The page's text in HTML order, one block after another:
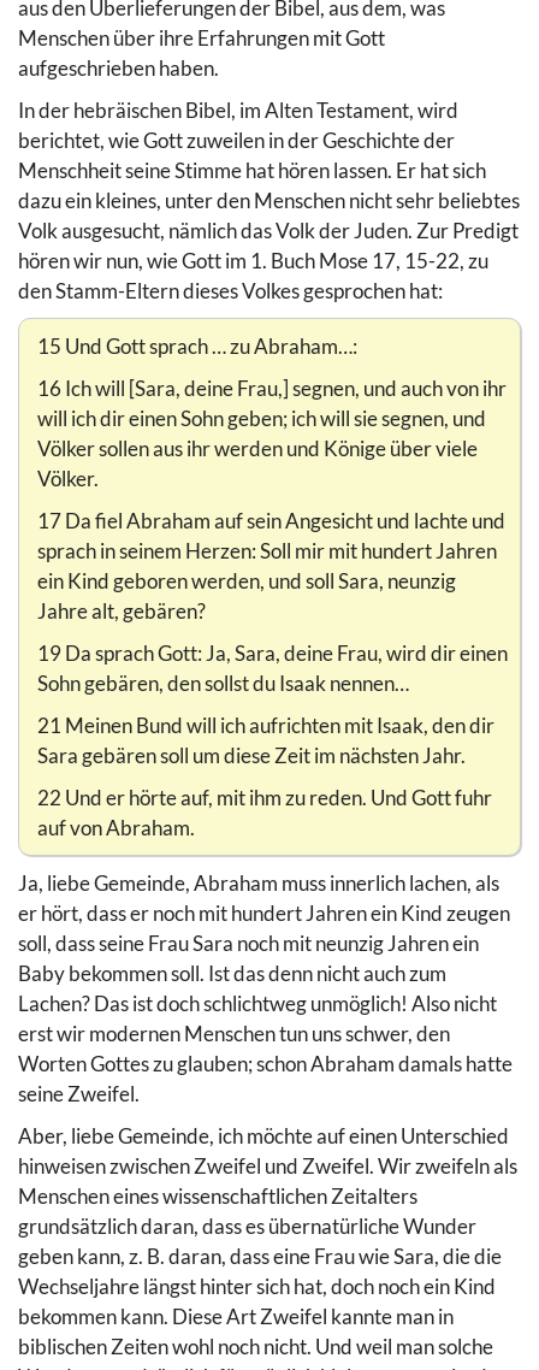
aus den Überlieferungen der Bibel, aus dem, was
Menschen über ihre Erfahrungen mit Gott
aufgeschrieben haben.
In der hebräischen Bibel, im Alten Testament, wird
berichtet, wie Gott zuweilen in der Geschichte der
Menschheit seine Stimme hat hören lassen. Er hat sich
dazu ein kleines, unter den Menschen nicht sehr beliebtes
Volk ausgesucht, nämlich das Volk der Juden. Zur Predigt
hören wir nun, wie Gott im 1. Buch Mose 17, 15-22, zu
den Stamm-Eltern dieses Volkes gesprochen hat:
15 Und Gott sprach … zu Abraham…:
16 Ich will [Sara, deine Frau,] segnen, und auch von ihr
will ich dir einen Sohn geben; ich will sie segnen, und
Völker sollen aus ihr werden und Könige über viele
Völker.
17 Da fiel Abraham auf sein Angesicht und lachte und
sprach in seinem Herzen: Soll mir mit hundert Jahren
ein Kind geboren werden, und soll Sara, neunzig
Jahre alt, gebären?
19 Da sprach Gott: Ja, Sara, deine Frau, wird dir einen
Sohn gebären, den sollst du Isaak nennen…
21 Meinen Bund will ich aufrichten mit Isaak, den dir
Sara gebären soll um diese Zeit im nächsten Jahr.
22 Und er hörte auf, mit ihm zu reden. Und Gott fuhr
auf von Abraham.
Ja, liebe Gemeinde, Abraham muss innerlich lachen, als
er hört, dass er noch mit hundert Jahren ein Kind zeugen
soll, dass seine Frau Sara noch mit neunzig Jahren ein
Baby bekommen soll. Ist das denn nicht auch zum
Lachen? Das ist doch schlichtweg unmöglich! Also nicht
erst wir modernen Menschen tun uns schwer, den
Worten Gottes zu glauben; schon Abraham damals hatte
seine Zweifel.
Aber, liebe Gemeinde, ich möchte auf einen Unterschied
hinweisen zwischen Zweifel und Zweifel. Wir zweifeln als
Menschen eines wissenschaftlichen Zeitalters
grundsätzlich daran, dass es übernatürliche Wunder
geben kann, z. B. daran, dass eine Frau wie Sara, die die
Wechseljahre längst hinter sich hat, doch noch ein Kind
bekommen kann. Diese Art Zweifel kannte man in
biblischen Zeiten wohl noch nicht. Und weil man solche